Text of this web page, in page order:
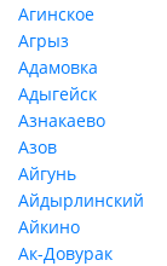
Агинское
Агрыз
Адамовка
Адыгейск
Азнакаево
Азов
Айгунь
Айдырлинский
Айкино
Ак-Довурак